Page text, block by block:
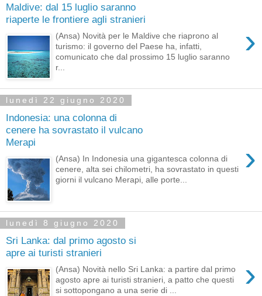
Maldive: dal 15 luglio saranno
riaperte le frontiere agli stranieri
›
(Ansa) Novità per le Maldive che riaprono al
turismo: il governo del Paese ha, infatti,
comunicato che dal prossimo 15 luglio saranno
r...
lunedì 22 giugno 2020
Indonesia: una colonna di
cenere ha sovrastato il vulcano
Merapi
›
(Ansa) In Indonesia una gigantesca colonna di
cenere, alta sei chilometri, ha sovrastato in questi
giorni il vulcano Merapi, alle porte...
lunedì 8 giugno 2020
Sri Lanka: dal primo agosto si
apre ai turisti stranieri
›
(Ansa) Novità nello Sri Lanka: a partire dal primo
agosto apre ai turisti stranieri, a patto che questi
si sottopongano a una serie di ...